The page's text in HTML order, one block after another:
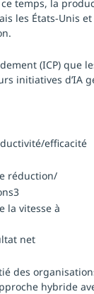
ce temps, la
les États-Unis
(ICP) que
initiatives d’IA
efficacité
réduction/
la vitesse à
net
des
hybride